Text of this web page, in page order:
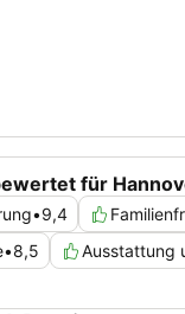
für
•9,4
•8,5 Ausstattung